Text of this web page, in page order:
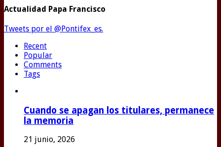
Actualidad Papa Francisco
Tweets por el @Pontifex_es.
Recent
Popular
Comments
Tags
Cuando se apagan los titulares, permanece
la memoria
21 junio, 2026